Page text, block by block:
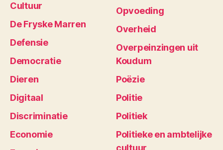
Cultuur
De Fryske Marren
Defensie
Democratie
Dieren
Digitaal
Discriminatie
Economie
Opvoeding
Overheid
Overpeinzingen uit
Koudum
Poëzie
Politie
Politiek
Politieke en ambtelijke
cultuur